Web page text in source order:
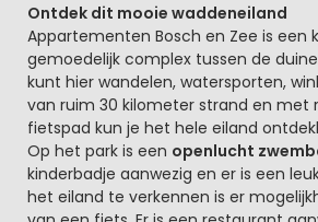
Ontdek dit mooie waddeneiland
Appartementen Bosch en Zee is een
gemoedelijk complex tussen de
kunt hier wandelen, watersporten,
van ruim 30 kilometer strand en met
fietspad kun je het hele eiland
Op het park is een openlucht
kinderbadje aanwezig en er is een
het eiland te verkennen is er